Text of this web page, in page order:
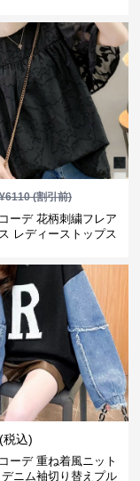
¥6110(割引前)
ーデ 花柄刺繍フレア
レディーストップス
(税込)
ーデ 重ね着風ニット
デニム袖切り替えプル